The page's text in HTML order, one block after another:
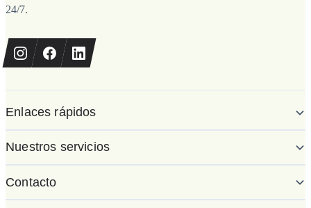
24/7.
Enlaces rápidos
Nuestros servicios
Contacto